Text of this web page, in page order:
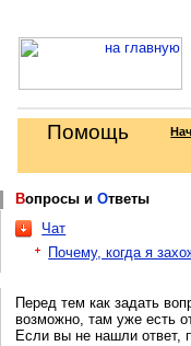
Помощь
Вопросы иОтветы
Чат
Почему, когда я
Перед тем как задать
возможно, там уже есть
Если вы не нашли ответ,